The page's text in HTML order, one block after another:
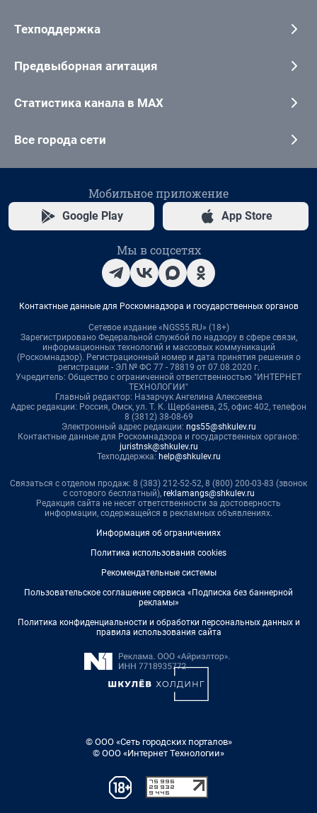
Техподдержка
Предвыборная агитация
Статистика канала в MAX
Все города сети
Мобильное приложение
Google Play App Store
Мы в соцсетях
Контактные данные для Роскомнадзора и государственных органов
Сетевое издание «NGS55.RU» (18+)
Зарегистрировано Федеральной службой по надзору в сфере связи,
информационных технологий и массовых коммуникаций
(Роскомнадзор). Регистрационный номер и дата принятия решения о
регистрации - ЭЛ № ФС 77 - 78819 от 07.08.2020 г.
Учредитель: Общество с ограниченной ответственностью "ИНТЕРНЕТ
ТЕХНОЛОГИИ"
Главный редактор: Назарчук Ангелина Алексеевна
Адрес редакции: Россия, Омск, ул. Т. К. Щербанева, 25, офис 402, телефон
8 (3812) 38-08-69
Электронный адрес редакции: ngs55@shkulev.ru
Контактные данные для Роскомнадзора и государственных органов:
juristnsk@shkulev.ru
Техподдержка: help@shkulev.ru
Связаться с отделом продаж: 8 (383) 212-52-52, 8 (800) 200-03-83 (звонок
с сотового бесплатный), reklamangs@shkulev.ru
Редакция сайта не несет ответственности за достоверность
информации, содержащейся в рекламных объявлениях.
Информация об ограничениях
Политика использования cookies
Рекомендательные системы
Пользовательское соглашение сервиса «Подписка без баннерной
рекламы»
Политика конфиденциальности и обработки персональных данных и
правила использования сайта
© ООО «Сеть городских порталов»
© ООО «Интернет Технологии»